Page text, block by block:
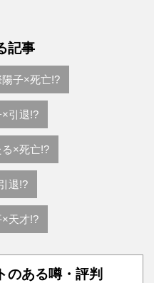
記事
陽子×死亡!?
引退!?
×死亡!?
退!?
天才!?
のある噂・評判